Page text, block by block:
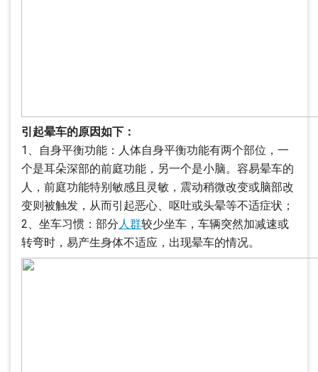
引起晕车的原因如下：
1、自身平衡功能：人体自身平衡功能有两个部位，一
个是耳朵深部的前庭功能，另一个是小脑。容易晕车的
人，前庭功能特别敏感且灵敏，震动稍微改变或脑部改
变则被触发，从而引起恶心、呕吐或头晕等不适症状；
2、坐车习惯：部分人群较少坐车，车辆突然加减速或
转弯时，易产生身体不适应，出现晕车的情况。